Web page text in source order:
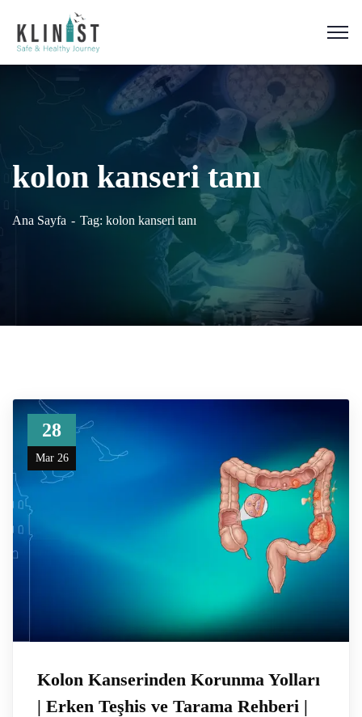
kolon kanseri tanı
Ana Sayfa Tag: kolon kanseri tanı
28
Mar 26
Kolon Kanserinden Korunma Yolları
| Erken Teşhis ve Tarama Rehberi |